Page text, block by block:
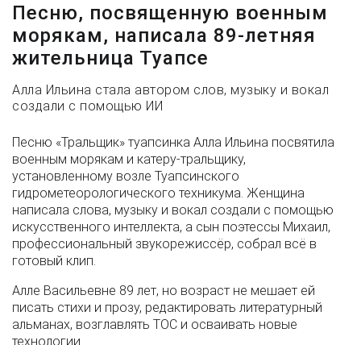
Песню, посвященную военным
морякам, написала 89-летняя
жительница Туапсе
Алла Ильина стала автором слов, музыку и вокал
создали с помощью ИИ
Песню «Тральщик» туапсинка Алла Ильина посвятила
военным морякам и катеру-тральщику,
установленному возле Туапсинского
гидрометеорологического техникума. Женщина
написала слова, музыку и вокал создали с помощью
искусственного интеллекта, а сын поэтессы Михаил,
профессиональный звукорежиссёр, собрал всё в
готовый клип.
Алле Васильевне 89 лет, но возраст не мешает ей
писать стихи и прозу, редактировать литературный
альманах, возглавлять ТОС и осваивать новые
технологии.